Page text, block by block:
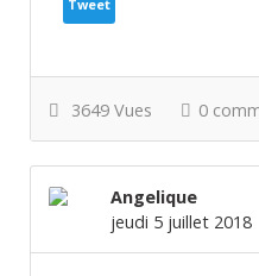
Tweet
3649 Vues 0
Angelique
jeudi 5 juillet 2018